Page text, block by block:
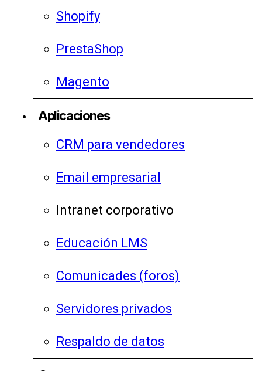
Shopify
PrestaShop
Magento
Aplicaciones
CRM para vendedores
Email empresarial
Intranet corporativo
Educación LMS
Comunicades (foros)
Servidores privados
Respaldo de datos